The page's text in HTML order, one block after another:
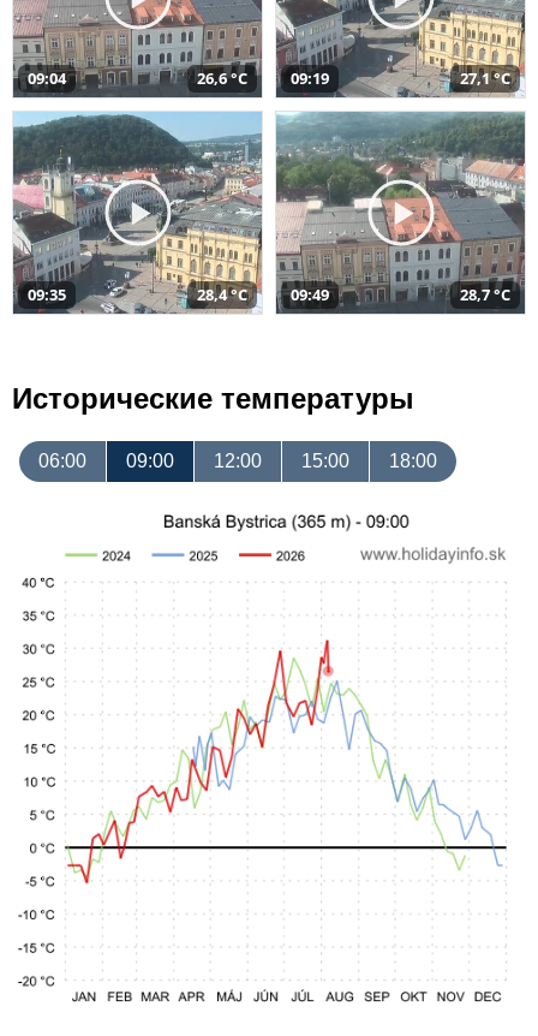
09:04 26,6 °C 09:19 27,1 °C
09:35 28,4 °C 09:49 28,7 °C
Исторические температуры
06:00 09:00 12:00 15:00 18:00